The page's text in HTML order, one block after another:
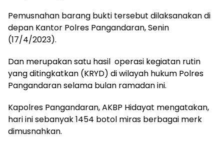
Pemusnahan barang bukti tersebut dilaksanakan di
depan Kantor Polres Pangandaran, Senin
(17/4/2023).
Dan merupakan satu hasil operasi kegiatan rutin
yang ditingkatkan (KRYD) di wilayah hukum Polres
Pangandaran selama bulan ramadan ini.
Kapolres Pangandaran, AKBP Hidayat mengatakan,
hari ini sebanyak 1454 botol miras berbagai merk
dimusnahkan.